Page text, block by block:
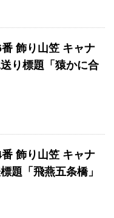
飾り山笠 キャナ
り標題「猿かに合
飾り山笠 キャナ
題「飛燕五条橋」